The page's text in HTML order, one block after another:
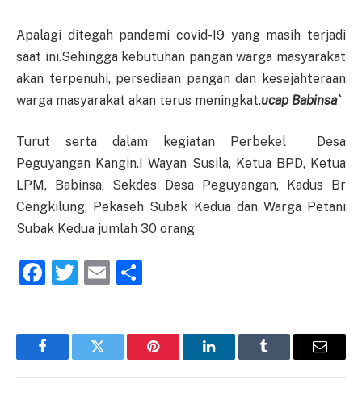
Apalagi ditegah pandemi covid-19 yang masih terjadi
saat ini.Sehingga kebutuhan pangan warga masyarakat
akan terpenuhi, persediaan pangan dan kesejahteraan
warga masyarakat akan terus meningkat.ucap Babinsa`
Turut serta dalam kegiatan Perbekel Desa
Peguyangan Kangin.I Wayan Susila, Ketua BPD, Ketua
LPM, Babinsa, Sekdes Desa Peguyangan, Kadus Br
Cengkilung, Pekaseh Subak Kedua dan Warga Petani
Subak Kedua jumlah 30 orang
Facebook
Twitter
Email
FacebookTwitter Pinterest LinkedInTumblr Email